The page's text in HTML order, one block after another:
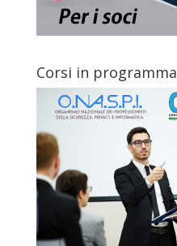
Corsi in programma